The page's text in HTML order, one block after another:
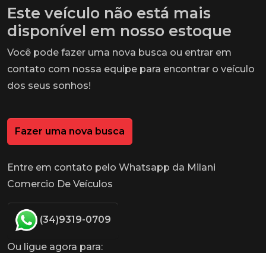
Este veículo não está mais
disponível em nosso estoque
Você pode fazer uma nova busca ou entrar em
contato com nossa equipe para encontrar o veículo
dos seus sonhos!
Fazer uma nova busca
Entre em contato pelo Whatsapp da Milani
Comercio De Veículos
(34)9319-0709
Ou ligue agora para: